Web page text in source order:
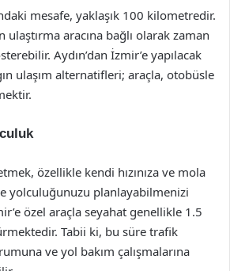
mesafe, yaklaşık 100 kilometredir.
ulaştırma aracına bağlı olarak zaman
Aydın’dan İzmir’e yapılacak
ulaşım alternatifleri; araçla, otobüsle
özellikle kendi hızınıza ve mola
yolculuğunuzu planlayabilmenizi
özel araçla seyahat genellikle 1.5
Tabii ki, bu süre trafik
ve yol bakım çalışmalarına